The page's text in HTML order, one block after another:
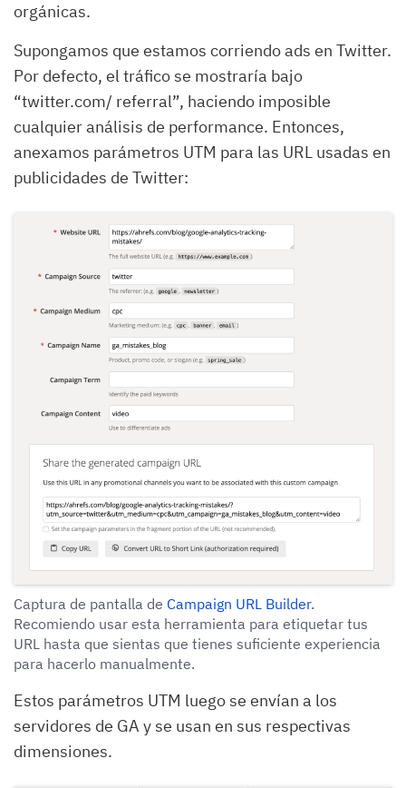
orgánicas.
Supongamos que estamos corriendo ads en Twitter.
Por defecto, el tráfico se mostraría bajo
“twitter.com/ referral”, haciendo imposible
cualquier análisis de performance. Entonces,
anexamos parámetros UTM para las URL usadas en
publicidades de Twitter:
Captura de pantalla de Campaign URL Builder.
Recomiendo usar esta herramienta para etiquetar tus
URL hasta que sientas que tienes suficiente experiencia
para hacerlo manualmente.
Estos parámetros UTM luego se envían a los
servidores de GA y se usan en sus respectivas
dimensiones.